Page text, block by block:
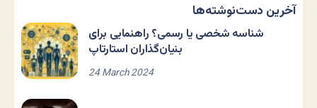
آخرین دست‌نوشته‌ها
شناسه شخصی یا رسمی؟ راهنمایی برای
بنیان‌گذاران استارتاپ
24 March 2024